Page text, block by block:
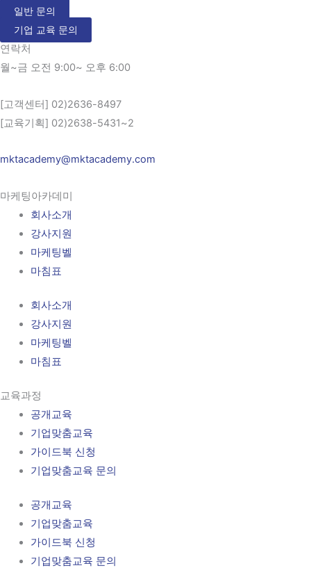
일반 문의
기업 교육 문의
연락처
월~금 오전 9:00~ 오후 6:00
[고객센터] 02)2636-8497
[교육기획] 02)2638-5431~2
mktacademy@mktacademy.com
마케팅아카데미
회사소개
강사지원
마케팅벨
마침표
회사소개
강사지원
마케팅벨
마침표
교육과정
공개교육
기업맞춤교육
가이드북 신청
기업맞춤교육 문의
공개교육
기업맞춤교육
가이드북 신청
기업맞춤교육 문의